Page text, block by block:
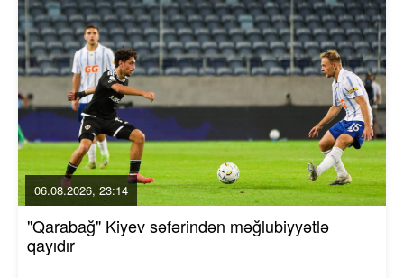
06.08.2026, 23:14
"Qarabağ" Kiyev səfərindən məğlubiyyətlə
qayıdır